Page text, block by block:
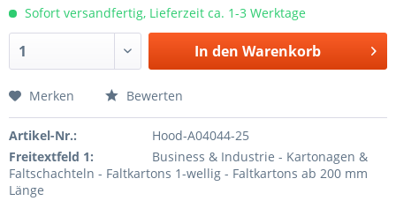
Sofort versandfertig, Lieferzeit ca. 1-3 Werktage
In den Warenkorb
Merken Bewerten
Artikel-Nr.:
Hood-A04044-25
Freitextfeld 1:
Business & Industrie - Kartonagen &
Faltschachteln - Faltkartons 1-wellig - Faltkartons ab 200 mm
Länge